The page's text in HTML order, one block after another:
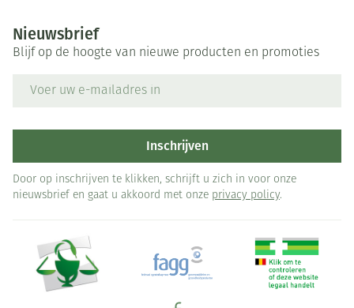
Nieuwsbrief
Blijf op de hoogte van nieuwe producten en promoties
Inschrijven
Door op inschrijven te klikken, schrijft u zich in voor onze
nieuwsbrief en gaat u akkoord met onze privacy policy.